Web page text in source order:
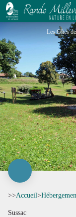
Le Beauséjour - gîte
>>Accueil>
Sussac